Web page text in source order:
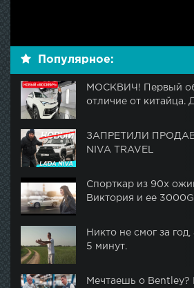
Популярное:
МОСКВИЧ! Первый
отличие от китайца.
ЗАПРЕТИЛИ
NIVA TRAVEL
Спорткар из 90х
Виктория и ее
Никто не смог за
5 минут.
Мечтаешь о Bentley?